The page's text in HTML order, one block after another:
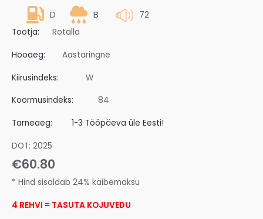
D B 72
Tootja: Rotalla
Hooaeg: Aastaringne
Kiirusindeks: W
Koormusindeks: 84
Tarneaeg: 1-3 Tööpäeva üle Eesti!
DOT: 2025
€60.80
* Hind sisaldab 24% käibemaksu
4 REHVI = TASUTA KOJUVEDU